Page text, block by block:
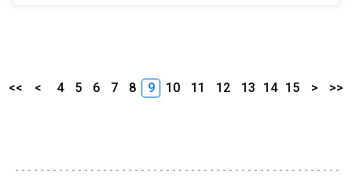
<< < 4 5 6 7 8 9 10 11 12 13 14 15 > >>